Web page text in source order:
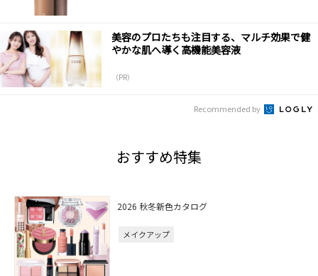
美容のプロたちも注目する、マルチ効果で健
やかな肌へ導く高機能美容液
（PR）
Recommended by
おすすめ特集
2026 秋冬新色カタログ
メイクアップ